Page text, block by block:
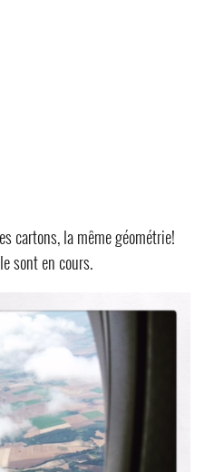
cartons, la même géométrie!
sont en cours.